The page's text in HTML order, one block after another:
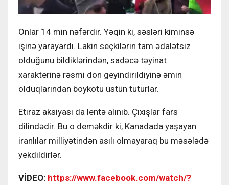
Onlar 14 min nəfərdir. Yəqin ki, səsləri kiminsə
işinə yarayardı. Lakin seçkilərin tam ədalətsiz
olduğunu bildiklərindən, sadəcə təyinat
xarakterinə rəsmi don geyindirildiyinə əmin
olduqlarından boykotu üstün tuturlar.
Etiraz aksiyası da lentə alınıb. Çıxışlar fars
dilindədir. Bu o deməkdir ki, Kanadada yaşayan
iranlılar milliyətindən asılı olmayaraq bu məsələdə
yekdildirlər.
VİDEO: https://www.facebook.com/watch/?